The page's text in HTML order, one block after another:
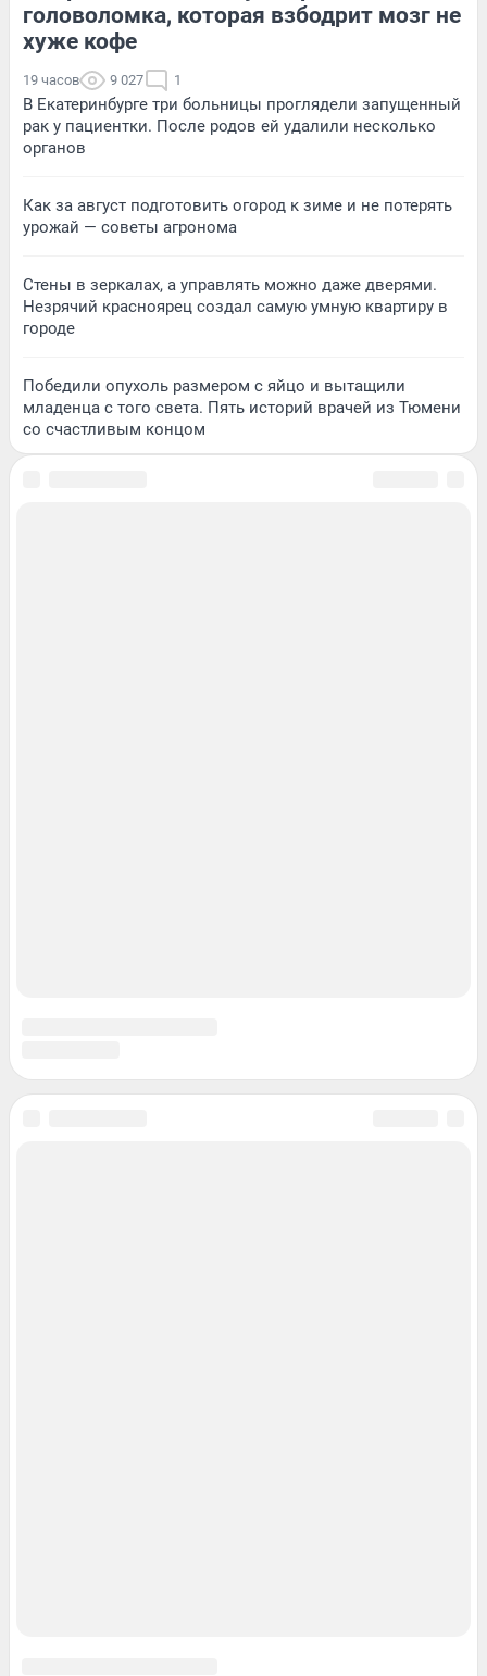
головоломка, которая взбодрит мозг не
хуже кофе
19 часов 9 027 1
В Екатеринбурге три больницы проглядели запущенный
рак у пациентки. После родов ей удалили несколько
органов
Как за август подготовить огород к зиме и не потерять
урожай — советы агронома
Стены в зеркалах, а управлять можно даже дверями.
Незрячий красноярец создал самую умную квартиру в
городе
Победили опухоль размером с яйцо и вытащили
младенца с того света. Пять историй врачей из Тюмени
со счастливым концом